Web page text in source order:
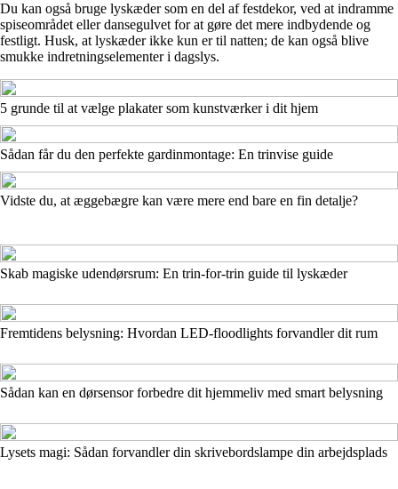
Du kan også bruge lyskæder som en del af festdekor, ved at indramme
spiseområdet eller dansegulvet for at gøre det mere indbydende og
festligt. Husk, at lyskæder ikke kun er til natten; de kan også blive
smukke indretningselementer i dagslys.
5 grunde til at vælge plakater som kunstværker i dit hjem
Sådan får du den perfekte gardinmontage: En trinvise guide
Vidste du, at æggebægre kan være mere end bare en fin detalje?
Skab magiske udendørsrum: En trin-for-trin guide til lyskæder
Fremtidens belysning: Hvordan LED-floodlights forvandler dit rum
Sådan kan en dørsensor forbedre dit hjemmeliv med smart belysning
Lysets magi: Sådan forvandler din skrivebordslampe din arbejdsplads